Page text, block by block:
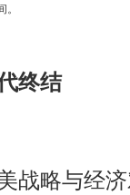
终结
略与经济